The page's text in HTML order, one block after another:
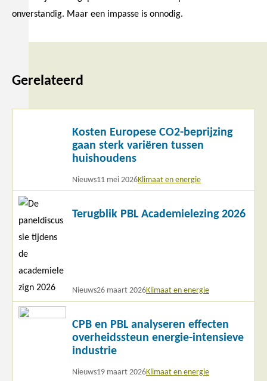
onverstandig. Maar een impasse is onnodig.
Gerelateerd
Kosten Europese CO2-beprijzing
gaan sterk variëren tussen
huishoudens
Nieuws11 mei 2026Klimaat en energie
Terugblik PBL Academielezing 2026
Nieuws26 maart 2026Klimaat en energie
Lees
meer
CPB en PBL analyseren effecten
overheidssteun energie-intensieve
industrie
Nieuws19 maart 2026Klimaat en energie
Lees